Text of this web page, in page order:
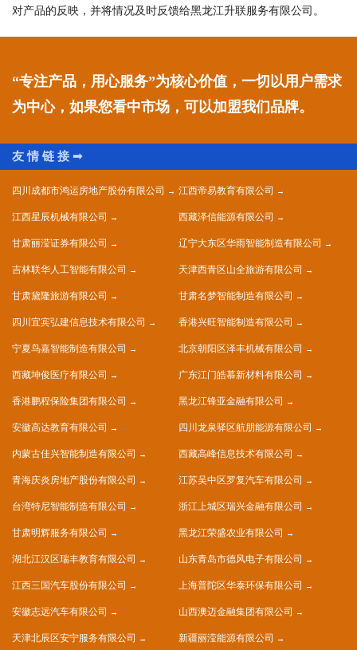
对产品的反映，并将情况及时反馈给黑龙江升联服务有限公司。
“专注产品，用心服务”为核心价值，一切以用户需求
为中心，如果您看中市场，可以加盟我们品牌。
四川成都市鸿运房地产股份有限公司 江西帝易教育有限公司
江西星辰机械有限公司 西藏泽信能源有限公司
甘肃丽滢证券有限公司 辽宁大东区华雨智能制造有限公司
吉林联华人工智能有限公司 天津西青区山全旅游有限公司
甘肃黛隆旅游有限公司 甘肃名梦智能制造有限公司
四川宜宾弘建信息技术有限公司 香港兴旺智能制造有限公司
宁夏鸟嘉智能制造有限公司 北京朝阳区泽丰机械有限公司
西藏坤俊医疗有限公司 广东江门皓慕新材料有限公司
香港鹏程保险集团有限公司 黑龙江锋亚金融有限公司
安徽高达教育有限公司 四川龙泉驿区航朋能源有限公司
内蒙古佳兴智能制造有限公司 西藏高峰信息技术有限公司
青海庆炎房地产股份有限公司 江苏吴中区罗复汽车有限公司
台湾特尼智能制造有限公司 浙江上城区瑞兴金融有限公司
甘肃明辉服务有限公司 黑龙江荣盛农业有限公司
湖北江汉区瑞丰教育有限公司 山东青岛市德风电子有限公司
江西三国汽车股份有限公司 上海普陀区华泰环保有限公司
安徽志远汽车有限公司 山西澳迈金融集团有限公司
天津北辰区安宁服务有限公司 新疆丽滢能源有限公司